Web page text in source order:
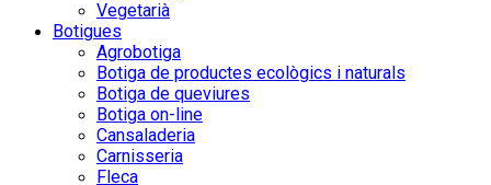
Vegetarià
Botigues
Agrobotiga
Botiga de productes ecològics i naturals
Botiga de queviures
Botiga on-line
Cansaladeria
Carnisseria
Fleca